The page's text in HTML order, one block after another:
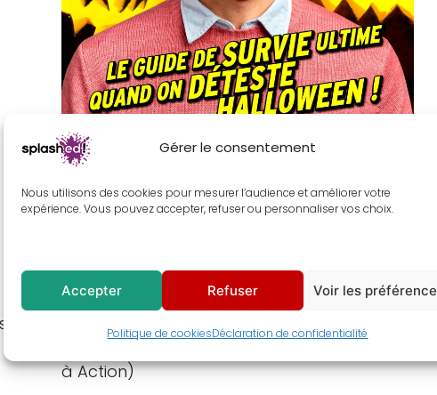
Gérer le consentement
Nous utilisons des cookies pour mesurer l’audience et améliorer votre
expérience. Vous pouvez accepter, refuser ou personnaliser vos choix.
Accepter Refuser Voir les
Politique de cookiesDéclaration de confidentialité
Le Guide de survie ultime quand tu détestes
Halloween